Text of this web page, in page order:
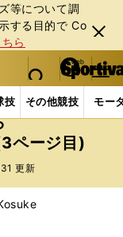
等について調
する⽬的で Co
ら
閉じ
る
web Sportiva (webスポルティーバ)
検索
マイペ
ー
ジ
メニュ
技 その他競技 モー
海外サッカー
ページ目)
更新